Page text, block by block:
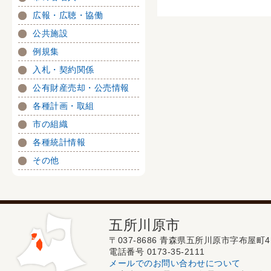
広報・広聴・協働
公共施設
例規集
入札・契約関係
公有財産売却・公売情報
各種計画・取組
市の組織
各種統計情報
その他
五所川原市
〒037-8686 青森県五所川原市字布屋町
電話番号 0173-35-2111
メールでのお問い合わせについて